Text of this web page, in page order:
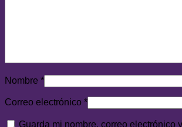
Nombre *
Correo electrónico *
Guarda mi nombre, correo electrónico